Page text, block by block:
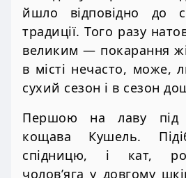
йшло відповідно до
традиції. Того разу
великим — покарання
в місті нечасто, може,
сухий сезон і в сезон
Першою на лаву під
кощава Кушель.
спідницю, і кат,
чолов’яга у довгому